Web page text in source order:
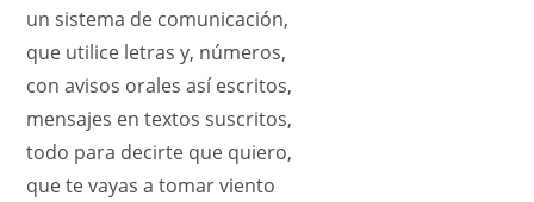
un sistema de comunicación,
que utilice letras y, números,
con avisos orales así escritos,
mensajes en textos suscritos,
todo para decirte que quiero,
que te vayas a tomar viento